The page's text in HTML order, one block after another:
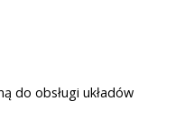
do obsługi układów